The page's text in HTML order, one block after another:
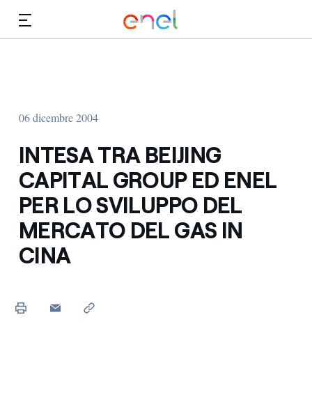
06 dicembre 2004
INTESA TRA BEIJING
CAPITAL GROUP ED ENEL
PER LO SVILUPPO DEL
MERCATO DEL GAS IN
CINA